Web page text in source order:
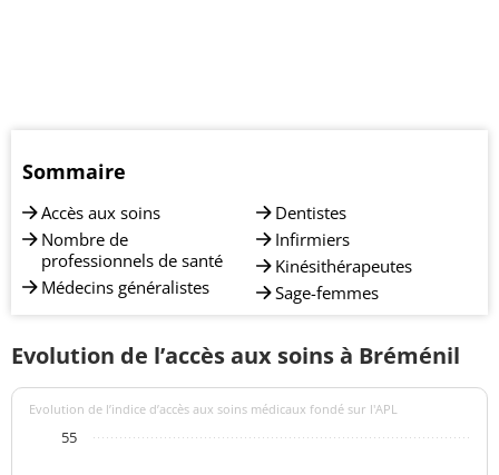
Sommaire
Accès aux soins
Nombre de
professionnels de santé
Médecins généralistes
Dentistes
Infirmiers
Kinésithérapeutes
Sage-femmes
Evolution de l’accès aux soins à Bréménil
Evolution de l’indice d’accès aux soins médicaux fondé sur l'APL
55